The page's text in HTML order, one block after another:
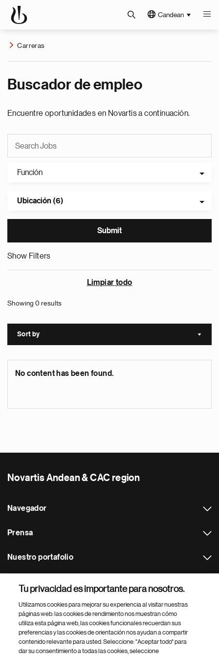
Candean
Carreras
Buscador de empleo
Encuentre oportunidades en Novartis a continuación.
Función
Ubicación (6)
Show Filters
Limpiar todo
Showing 0 results
Sort by Sort
No content has been found.
Novartis Andean & CAC region
Navegador
Prensa
Nuestro portafolio
Footer Site Search
Tu privacidad es importante para nosotros.
Utilizamos cookies para mejorar su experiencia al visitar nuestras
páginas web: las cookies de rendimiento nos muestran cómo
utiliza esta página web, las cookies funcionales recuerdan sus
preferencias y las cookies de orientación nos ayudan a compartir
contenido relevante para usted. Seleccione: "Aceptar todo" para
dar su consentimiento a todas las cookies, seleccione